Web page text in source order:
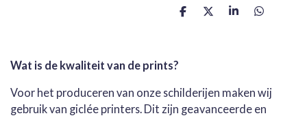
D
D
S
D
Wat is de kwaliteit van de prints?
Voor het produceren van onze schilderijen maken wij
gebruik van giclée printers. Dit zijn geavanceerde en